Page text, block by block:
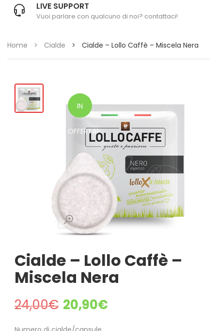
LIVE SUPPORT
Vuoi parlare con qualcuno di noi? contattaci!
Home > Cialde > Cialde – Lollo Caffè – Miscela Nera
IN
OFFERTA!
Cialde – Lollo Caffè –
Miscela Nera
24,00€ 20,90€